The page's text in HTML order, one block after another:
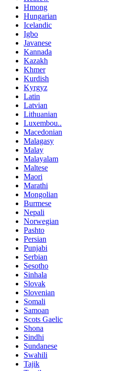
Hmong
Hungarian
Icelandic
Igbo
Javanese
Kannada
Kazakh
Khmer
Kurdish
Kyrgyz
Latin
Latvian
Lithuanian
Luxembou..
Macedonian
Malagasy
Malay
Malayalam
Maltese
Maori
Marathi
Mongolian
Burmese
Nepali
Norwegian
Pashto
Persian
Punjabi
Serbian
Sesotho
Sinhala
Slovak
Slovenian
Somali
Samoan
Scots Gaelic
Shona
Sindhi
Sundanese
Swahili
Tajik